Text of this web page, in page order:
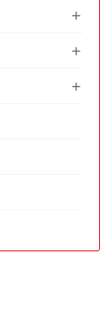


